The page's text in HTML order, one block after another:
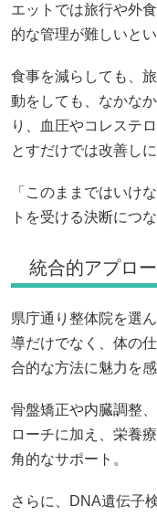
エットでは旅行や外
的な管理が難しいと
食事を減らしても、
動をしても、なかな
り、血圧やコレステ
とすだけでは改善し
「このままではいけ
トを受ける決断につ
統合的アプロ
県庁通り整体院を選
導だけでなく、体の
合的な方法に魅力を
骨盤矯正や内臓調整
ローチに加え、栄養
角的なサポート。
さらに、DNA遺伝子